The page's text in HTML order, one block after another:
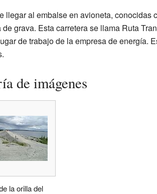
llegar al embalse en avioneta, conocidas
de grava. Esta carretera se llama Ruta
de trabajo de la empresa de energía.
de imágenes
la orilla del